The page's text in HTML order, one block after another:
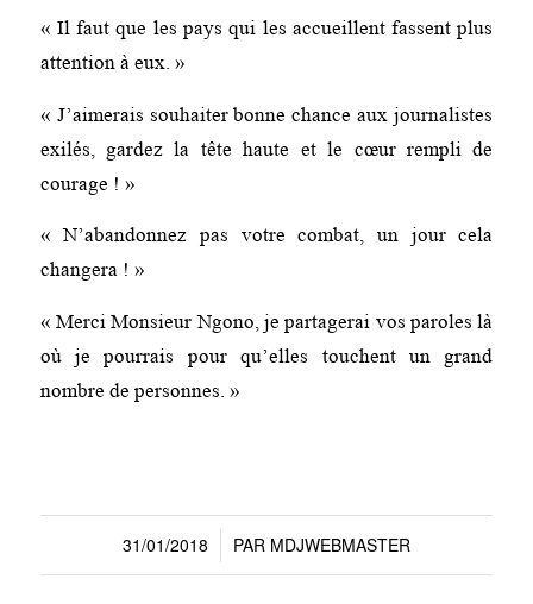
« Il faut que les pays qui les accueillent fassent plus
attention à eux. »
« J’aimerais souhaiter bonne chance aux journalistes
exilés, gardez la tête haute et le cœur rempli de
courage ! »
« N’abandonnez pas votre combat, un jour cela
changera ! »
« Merci Monsieur Ngono, je partagerai vos paroles là
où je pourrais pour qu’elles touchent un grand
nombre de personnes. »
31/01/2018
/ PAR MDJWEBMASTER